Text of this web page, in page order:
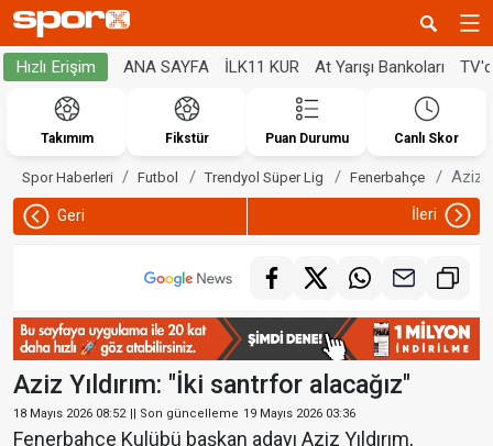
Hızlı Erişim ANA SAYFA İLK11 KUR At Yarışı Bankoları
Takımım Fikstür Puan Durumu Canlı Skor
Spor Haberleri Futbol Trendyol Süper Lig Fenerbahçe Aziz
Geri İleri
Aziz Yıldırım: "İki santrfor alacağız"
18 Mayıs 2026 08:52 || Son güncelleme 19 Mayıs 2026 03:36
Fenerbahçe Kulübü başkan adayı Aziz Yıldırım,